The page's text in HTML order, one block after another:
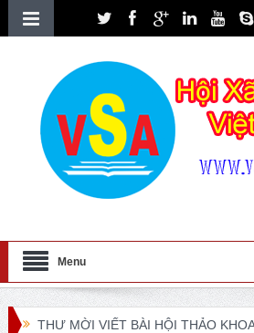
Menu
THƯ MỜI VIẾT BÀI HỘI THẢO